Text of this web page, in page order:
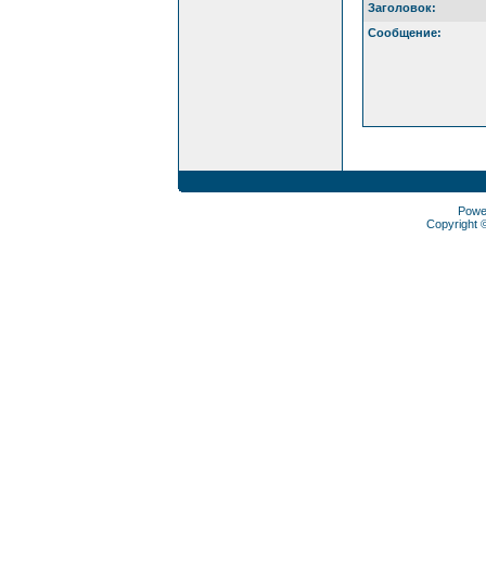
Заголовок:
Сообщение:
Copyright